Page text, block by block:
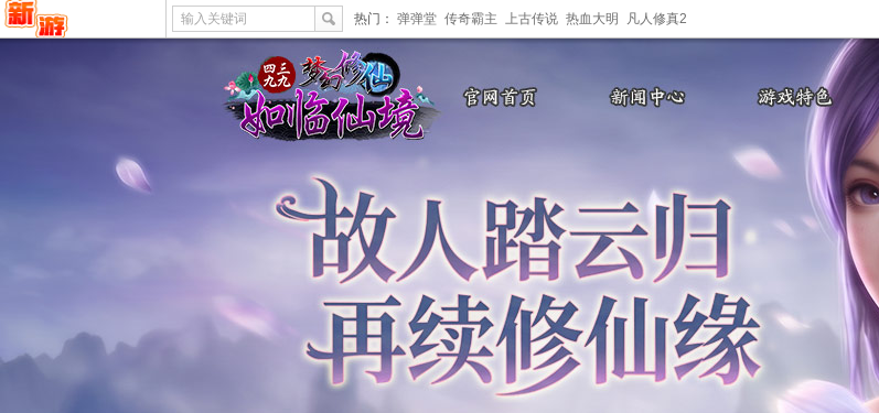
输入关键词 热门： 弹弹堂 传奇霸主 上古传说 热血大明 凡人修真2